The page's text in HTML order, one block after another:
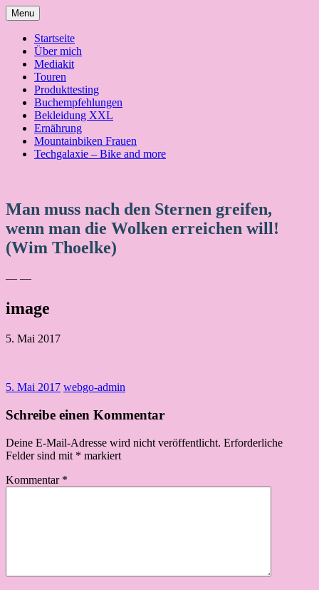
Skip
to
content
Menu
Startseite
Über mich
Mediakit
Touren
Produkttesting
Buchempfehlungen
Bekleidung XXL
Ernährung
Mountainbiken Frauen
Techgalaxie – Bike and more
Man muss nach den Sternen greifen,
wenn man die Wolken erreichen will!
(Wim Thoelke)
— —
image
5. Mai 2017
5. Mai 2017 webgo-admin
Schreibe einen Kommentar
Deine E-Mail-Adresse wird nicht veröffentlicht. Erforderliche
Felder sind mit * markiert
Kommentar *